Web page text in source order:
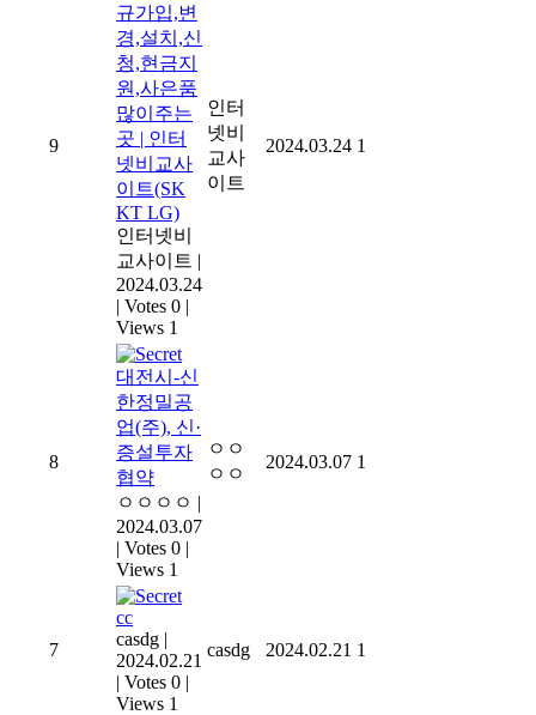
9
규가입,변
경,설치,신
청,현금지
원,사은품
많이주는
곳 | 인터
넷비교사
이트(SK
KT LG)
인터넷비
교사이트 |
2024.03.24
| Votes 0 |
Views 1
인터
넷비
교사
이트
2024.03.24 1
8
대전시-신
한정밀공
업(주), 신·
증설투자
협약
ㅇㅇㅇㅇ |
2024.03.07
| Votes 0 |
Views 1
ㅇㅇ
ㅇㅇ
2024.03.07 1
7
cc
casdg |
2024.02.21
| Votes 0 |
Views 1
casdg 2024.02.21 1